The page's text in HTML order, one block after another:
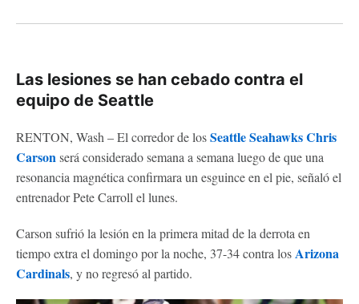
Las lesiones se han cebado contra el
equipo de Seattle
RENTON, Wash – El corredor de losSeattle SeahawksChris
Carsonserá considerado semana a semana luego de que una
resonancia magnética confirmara un esguince en el pie, señaló el
entrenador Pete Carroll el lunes.
Carson sufrió la lesión en la primera mitad de la derrota en
tiempo extra el domingo por la noche, 37-34 contra losArizona
Cardinals, y no regresó al partido.